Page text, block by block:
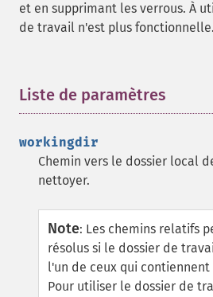
et en supprimant les verrous. À
de travail n'est plus fonctionnelle.
Liste de paramètres
workingdir
Chemin vers le dossier local
nettoyer.
Note: Les chemins relatifs
résolus si le dossier de
l'un de ceux qui contiennent
Pour utiliser le dossier de